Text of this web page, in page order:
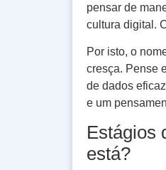
pensar de
cultura digital.
Por isto, o
cresça. Pense
de dados
e um
Estágios
está?